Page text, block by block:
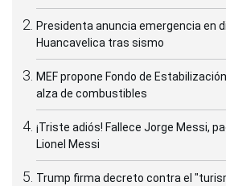
Presidenta anuncia emergencia en
Huancavelica tras sismo
MEF propone Fondo de
alza de combustibles
¡Triste adiós! Fallece Jorge Messi,
Lionel Messi
Trump firma decreto contra el